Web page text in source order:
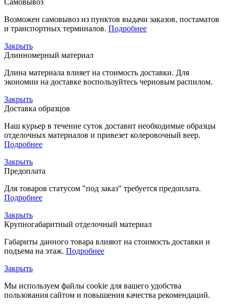
Возможен самовывоз из пунктов выдачи заказов, постаматов
и транспортных терминалов. Подробнее
Закрыть
Длинномерный материал
Длина материала влияет на стоимость доставки. Для
экономии на доставке воспользуйтесь черновым распилом.
Закрыть
Доставка образцов
Наш курьер в течение суток доставит необходимые образцы
отделочных материалов и привезет колеровочный веер.
Подробнее
Закрыть
Предоплата
Для товаров статусом "под заказ" требуется предоплата.
Подробнее
Закрыть
Крупногабаритный отделочный материал
Габариты данного товара влияют на стоимость доставки и
подъема на этаж. Подробнее
Закрыть
Мы используем файлы cookie для вашего удобства
пользования сайтом и повышения качества рекомендаций.